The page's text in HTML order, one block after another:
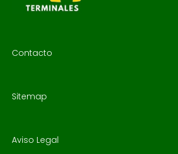
Contacto
Sitemap
Aviso Legal